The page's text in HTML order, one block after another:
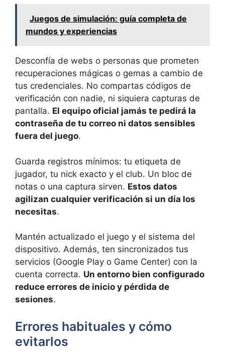
Juegos de simulación: guía completa de
mundos y experiencias
Desconfía de webs o personas que prometen
recuperaciones mágicas o gemas a cambio de
tus credenciales. No compartas códigos de
verificación con nadie, ni siquiera capturas de
pantalla. El equipo oficial jamás te pedirá la
contraseña de tu correo ni datos sensibles
fuera del juego.
Guarda registros mínimos: tu etiqueta de
jugador, tu nick exacto y el club. Un bloc de
notas o una captura sirven. Estos datos
agilizan cualquier verificación si un día los
necesitas.
Mantén actualizado el juego y el sistema del
dispositivo. Además, ten sincronizados tus
servicios (Google Play o Game Center) con la
cuenta correcta. Un entorno bien configurado
reduce errores de inicio y pérdida de
sesiones.
Errores habituales y cómo
evitarlos